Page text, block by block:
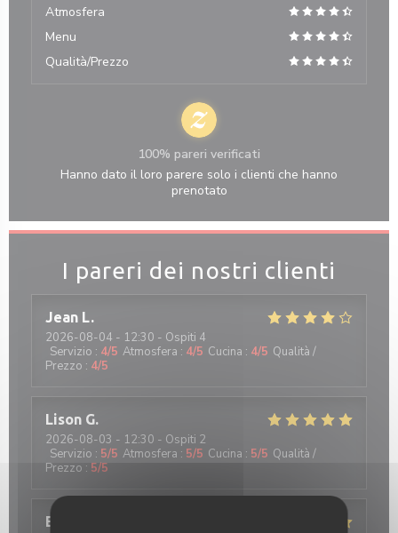
I pareri dei nostri clienti
Jean L
2026-08-04 - 12:30 - Ospiti 4
Servizio : 4/5 Atmosfera : 4/5 Cucina : 4/5 Qualità /
Prezzo : 4/5
Lison G
2026-08-03 - 12:30 - Ospiti 2
Servizio : 5/5 Atmosfera : 5/5 Cucina : 5/5 Qualità /
Prezzo : 5/5
Evelyne
Atmosfera
Menu
Qualità/Prezzo
100% pareri verificati
Hanno dato il loro parere solo i clienti che hanno
prenotato